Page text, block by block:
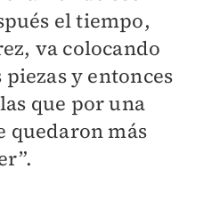
el tiempo,
va colocando
y entonces
que por una
quedaron más